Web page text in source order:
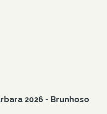
2026 - Brunhoso